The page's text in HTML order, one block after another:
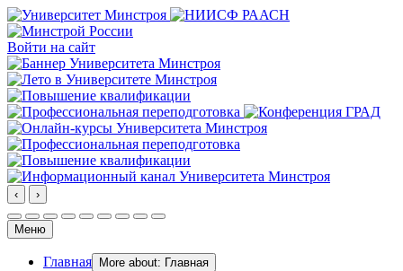
Войти на сайт
‹ ›
Меню
Главная More about: Главная